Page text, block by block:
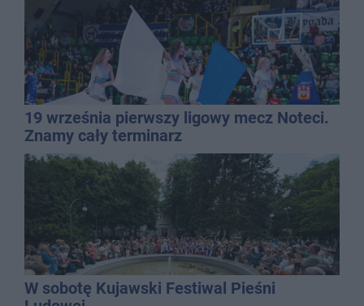
19 września pierwszy ligowy mecz Noteci.
Znamy cały terminarz
W sobotę Kujawski Festiwal Pieśni